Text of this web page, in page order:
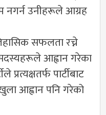
नगर्न उनीहरूले आग्रह
सफलता रच्ने
आह्वान गरेका
पार्टीबाट
आह्वान पनि गरेको